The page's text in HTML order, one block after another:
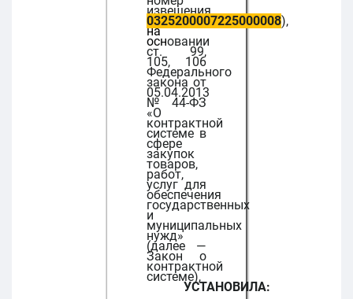
извещения
0325200007225000008),
на
основании
ст. 99,
105, 106
Федерального
закона от
05.04.2013
№44-ФЗ
«О
контрактной
системе в
сфере
закупок
товаров,
работ,
услуг для
обеспечения
государственных
и
муниципальных
нужд»
(далее —
Закон о
контрактной
системе),
УСТАНОВИЛА: